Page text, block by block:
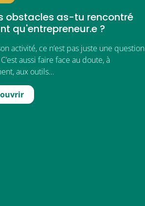
obstacles as-tu rencontré
qu'entrepreneur.e ?
activité, ce n’est pas juste une question
aussi faire face au doute, à
aux outils…